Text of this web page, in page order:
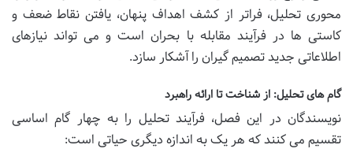
محوری تحلیل، فراتر از کشف اهداف پنهان، یافتن نقاط ضعف و
کاستی ها در فرآیند مقابله با بحران است و می تواند نیازهای
اطلاعاتی جدید تصمیم گیران را آشکار سازد.
گام های تحلیل: از شناخت تا ارائه راهبرد
نویسندگان در این فصل، فرآیند تحلیل را به چهار گام اساسی
تقسیم می کنند که هر یک به اندازه دیگری حیاتی است: